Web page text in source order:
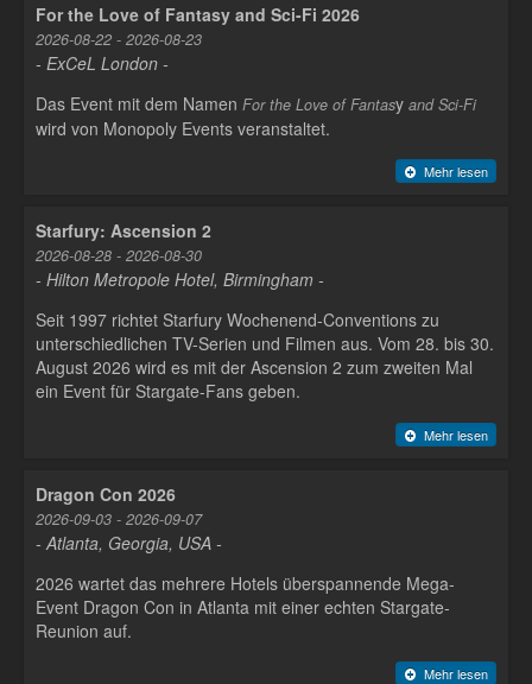
For the Love of Fantasy and Sci-Fi 2026
2026-08-22 - 2026-08-23
- ExCeL London -
Das Event mit dem Namen For the Love of Fantasy and Sci-Fi
wird von Monopoly Events veranstaltet.
Mehr lesen
Starfury: Ascension 2
2026-08-28 - 2026-08-30
- Hilton Metropole Hotel, Birmingham -
Seit 1997 richtet Starfury Wochenend-Conventions zu
unterschiedlichen TV-Serien und Filmen aus. Vom 28. bis 30.
August 2026 wird es mit der Ascension 2 zum zweiten Mal
ein Event für Stargate-Fans geben.
Mehr lesen
Dragon Con 2026
2026-09-03 - 2026-09-07
- Atlanta, Georgia, USA -
2026 wartet das mehrere Hotels überspannende Mega-
Event Dragon Con in Atlanta mit einer echten Stargate-
Reunion auf.
Mehr lesen